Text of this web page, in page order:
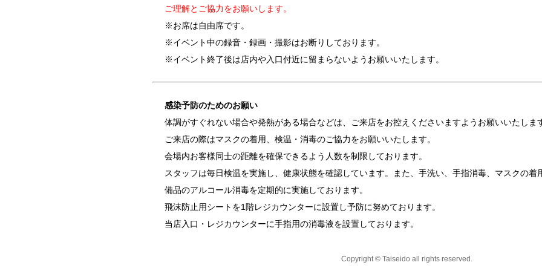
ご理解とご協力をお願いします。
※お席は自由席です。
※イベント中の録音・録画・撮影はお断りしております。
※イベント終了後は店内や入口付近に留まらないようお願いいたします。
感染予防のためのお願い
体調がすぐれない場合や発熱がある場合などは、ご来店をお控えくださいますようお願いいたしま
ご来店の際はマスクの着用、検温・消毒のご協力をお願いいたします。
会場内お客様同士の距離を確保できるよう人数を制限しております。
スタッフは毎日検温を実施し、健康状態を確認しています。また、手洗い、手指消毒、マスクの着
備品のアルコール消毒を定期的に実施しております。
飛沫防止用シートを1階レジカウンターに設置し予防に努めております。
当店入口・レジカウンターに手指用の消毒液を設置しております。
Copyright © Taiseido all rights reserved.